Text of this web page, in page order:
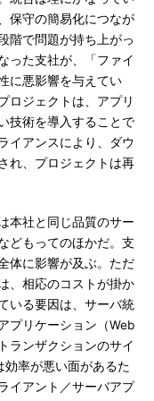
保守の簡易化につなが
階で問題が持ち上がっ
った支社が、「ファイ
に悪影響を与えてい
ロジェクトは、アプリ
技術を導入することで
イアンスにより、ダウ
れ、プロジェクトは再
本社と同じ品質のサー
どもってのほかだ。支
体に影響が及ぶ。ただ
、相応のコストが掛か
いる要因は、サーバ統
プリケーション（Web
ランザクションのサイ
効率が悪い面があるた
イアント／サーバアプ